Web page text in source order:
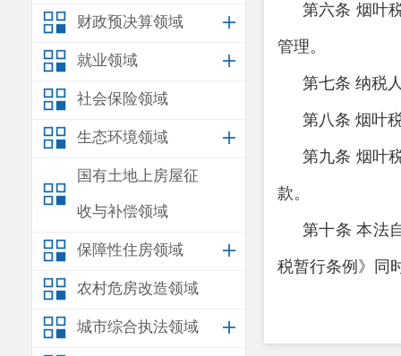
财政预决算领域
就业领域
社会保险领域
生态环境领域
国有土地上房屋征
收与补偿领域
保障性住房领域
农村危房改造领域
城市综合执法领域
第六条 烟叶
管理。
第七条 纳税
第八条 烟叶
第九条 烟叶
款。
第十条 本法
税暂行条例》同